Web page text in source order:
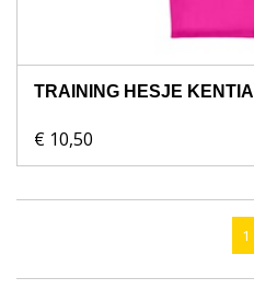
TRAINING HESJE KENTIA
€ 10,50
1